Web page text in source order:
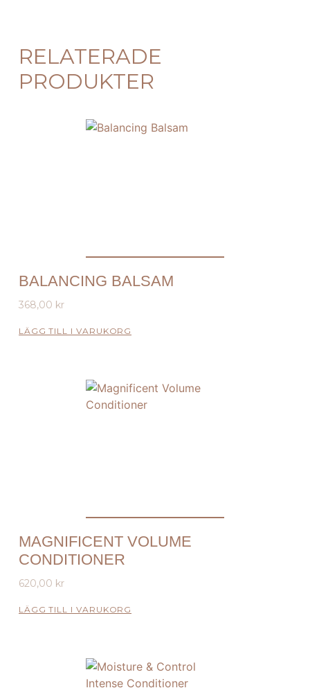
RELATERADE
PRODUKTER
BALANCING BALSAM
368,00 kr
LÄGG TILL I VARUKORG
MAGNIFICENT VOLUME
CONDITIONER
620,00 kr
LÄGG TILL I VARUKORG